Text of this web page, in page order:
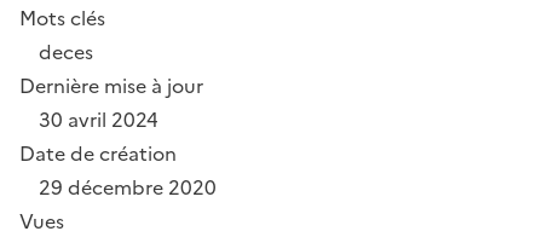
Mots clés
deces
Dernière mise à jour
30 avril 2024
Date de création
29 décembre 2020
Vues